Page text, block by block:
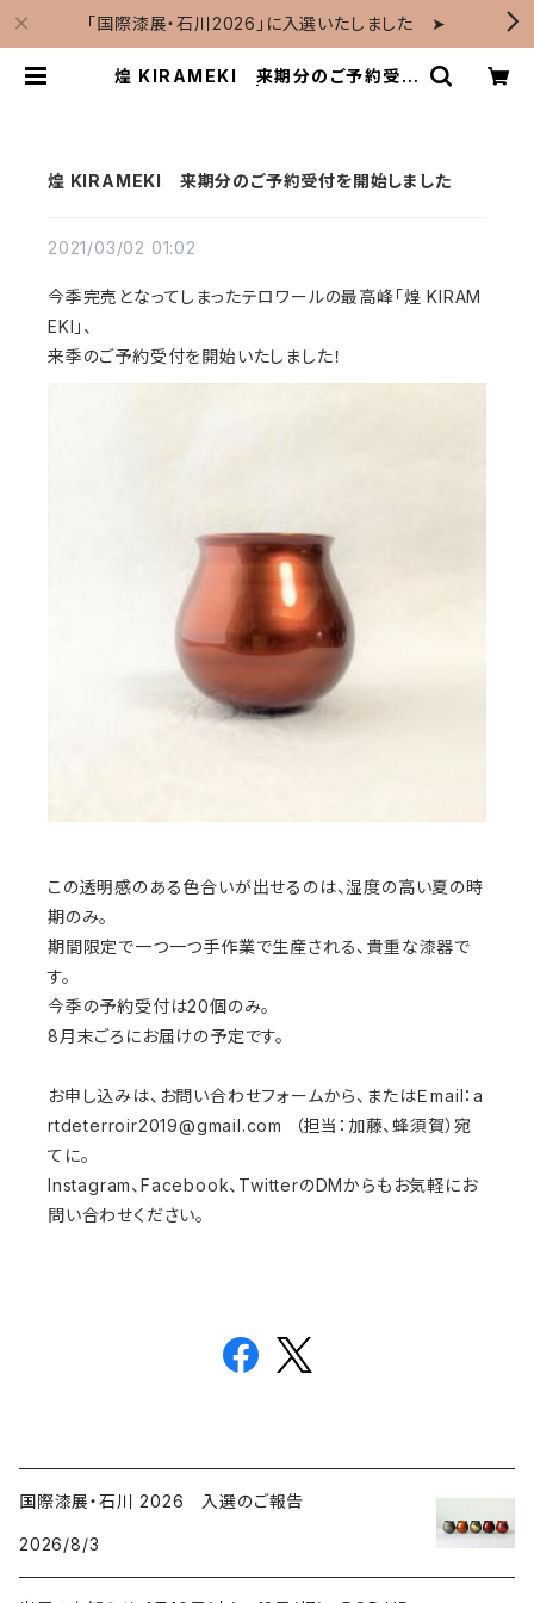
「国際漆展・石川2026」に入選いたしました ➤
煌 KIRAMEKI 来期分のご予約受付
煌 KIRAMEKI 来期分のご予約受付を開始しました
2021/03/02 01:02
今季完売となってしまったテロワールの最高峰「煌 KIRAM
EKI」、
来季のご予約受付を開始いたしました！
この透明感のある色合いが出せるのは、湿度の高い夏の時
期のみ。
期間限定で一つ一つ手作業で生産される、貴重な漆器で
す。
今季の予約受付は20個のみ。
8月末ごろにお届けの予定です。
お申し込みは、お問い合わせフォームから、またはＥmail：a
rtdeterroir2019@gmail.com
（担当：加藤、蜂須賀）宛
てに。
Instagram、Facebook、TwitterのDMからもお気軽にお
問い合わせください。
国際漆展・石川 2026 入選のご報告
2026/8/3